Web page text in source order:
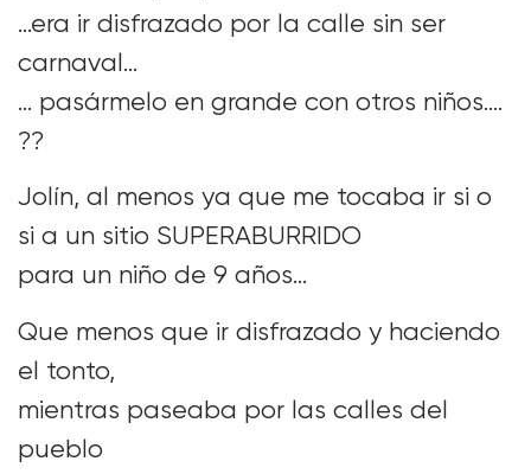
…era ir disfrazado por la calle sin ser
carnaval…
… pasármelo en grande con otros niños….
??
Jolín, al menos ya que me tocaba ir si o
si a un sitio SUPERABURRIDO
para un niño de 9 años…
Que menos que ir disfrazado y haciendo
el tonto,
mientras paseaba por las calles del
pueblo